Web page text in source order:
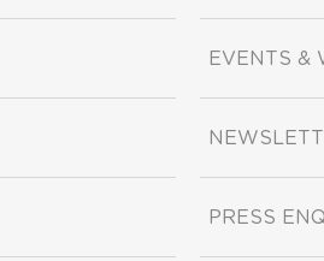
EVENTS &
PRESS